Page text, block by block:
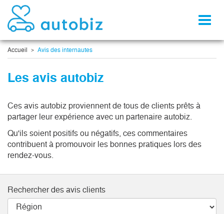
Accueil Avis des internautes
Les avis autobiz
Ces avis autobiz proviennent de tous de clients prêts à
partager leur expérience avec un partenaire autobiz.
Qu'ils soient positifs ou négatifs, ces commentaires
contribuent à promouvoir les bonnes pratiques lors des
rendez-vous.
Rechercher des avis clients